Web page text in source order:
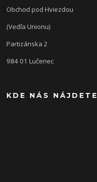
Obchod pod Hviezdou
(Vedľa Unionu)
Partizánska 2
984 01 Lučenec
KDE NÁS NÁJDETE